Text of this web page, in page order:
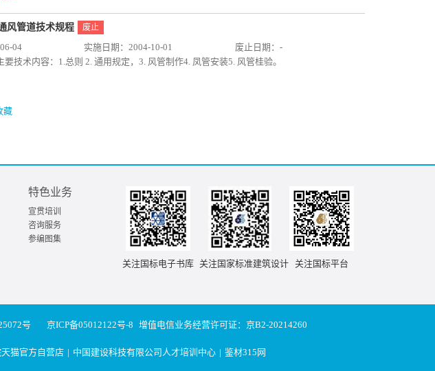
风管道技术规程 废止
04 实施日期：2004-10-01
废止日期：-
要技术内容：1.总则 2. 通用规定，3. 风管制作4. 凤管安装5. 风管桂验。
藏
特色业务
宣贯培训
咨询服务
参编图集
关注国标电子书库 关注国家标准建筑设计 关注国标平台
号 京ICP备05012122号-8 增值电信业务经营许可证：京B2-20214260
猫官方自营店 | 中国建设科技有限公司人才培训中心 | 鉴材315网